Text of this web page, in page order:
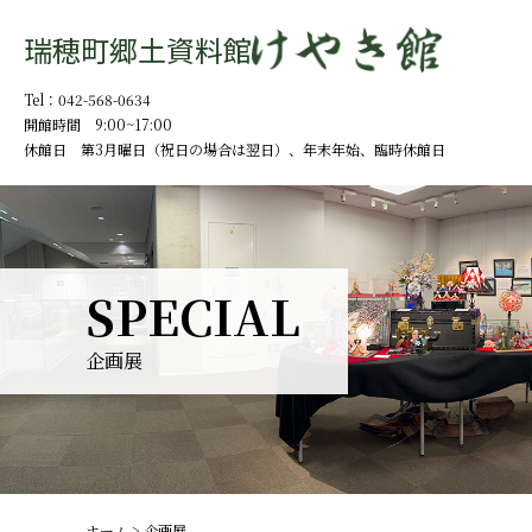
瑞穂町郷土資料館
Tel：042-568-0634
開館時間 9:00~17:00
休館日 第3月曜日（祝日の場合は翌日）、 年末年始、臨時休館日
SPECIAL
企画展